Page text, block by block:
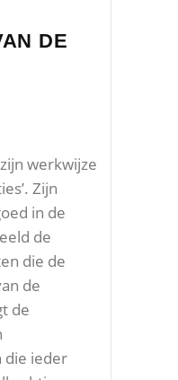
DE
werkwijze
Zijn
in de
de
die de
de
de
die ieder